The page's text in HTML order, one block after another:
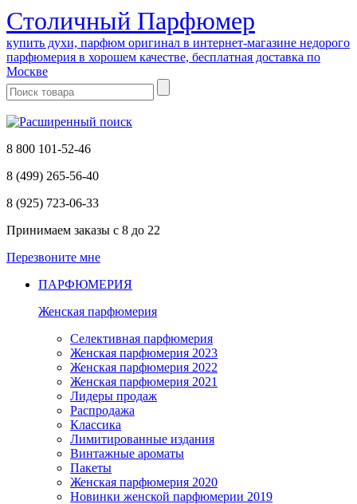
Cтоличный Парфюмер
купить духи, парфюм оригинал в интернет-магазине недорого
парфюмерия в хорошем качестве, бесплатная доставка по
Москве
8 800 101-52-46
8 (499) 265-56-40
8 (925) 723-06-33
Принимаем заказы с 8 до 22
Перезвоните мне
ПАРФЮМЕРИЯ
Женская парфюмерия
Селективная парфюмерия
Женская парфюмерия 2023
Женская парфюмерия 2022
Женская парфюмерия 2021
Лидеры продаж
Распродажа
Классика
Лимитированные издания
Винтажные ароматы
Пакеты
Женская парфюмерия 2020
Новинки женской парфюмерии 2019